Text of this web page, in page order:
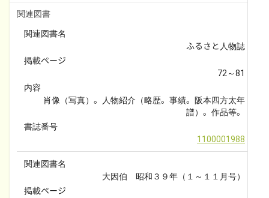
関連図書
関連図書名
ふるさと人物誌
掲載ページ
72～81
内容
肖像（写真）。人物紹介（略歴。事績。阪本四方太年
譜）。作品等。
書誌番号
1100001988
関連図書名
大因伯　昭和３９年（１～１１月号）
掲載ページ